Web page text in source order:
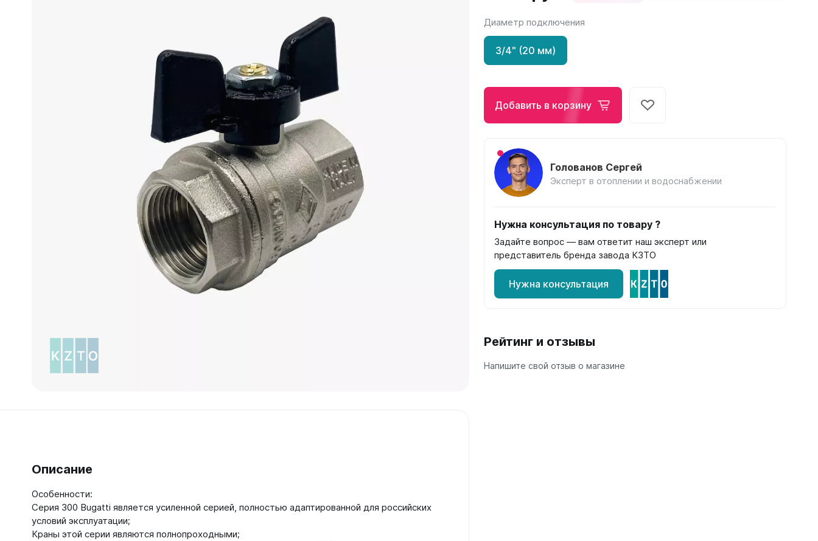
Написать в WhatsApp
Написать в Telegram
Ellipse S H
Ellipse P V
Ellipse P H
РС и РСК Соло
Параллели
Параллели В
Параллели Г
Quadrum
Quadrum 30 H
Quadrum 30 V
Quadrum 40 H
Quadrum 40 V
Quadrum NEO
Quadrum Neo 50 V
Quadrum Neo 50 H
Завалинка Гармония
Диаметр подключения
3/4" (20 мм)
Добавить в корзину
Голованов Сергей
Эксперт в отоплении и водоснабжении
Нужна консультация по товару ?
Задайте вопрос — вам ответит наш эксперт или
представитель бренда завода КЗТО
Нужна консультация
Рейтинг и отзывы
Напишите свой отзыв о магазине
Описание
Особенности:
Серия 300 Bugatti является усиленной серией, полностью адаптированной для российских
условий эксплуатации;
Краны этой серии являются полнопроходными;